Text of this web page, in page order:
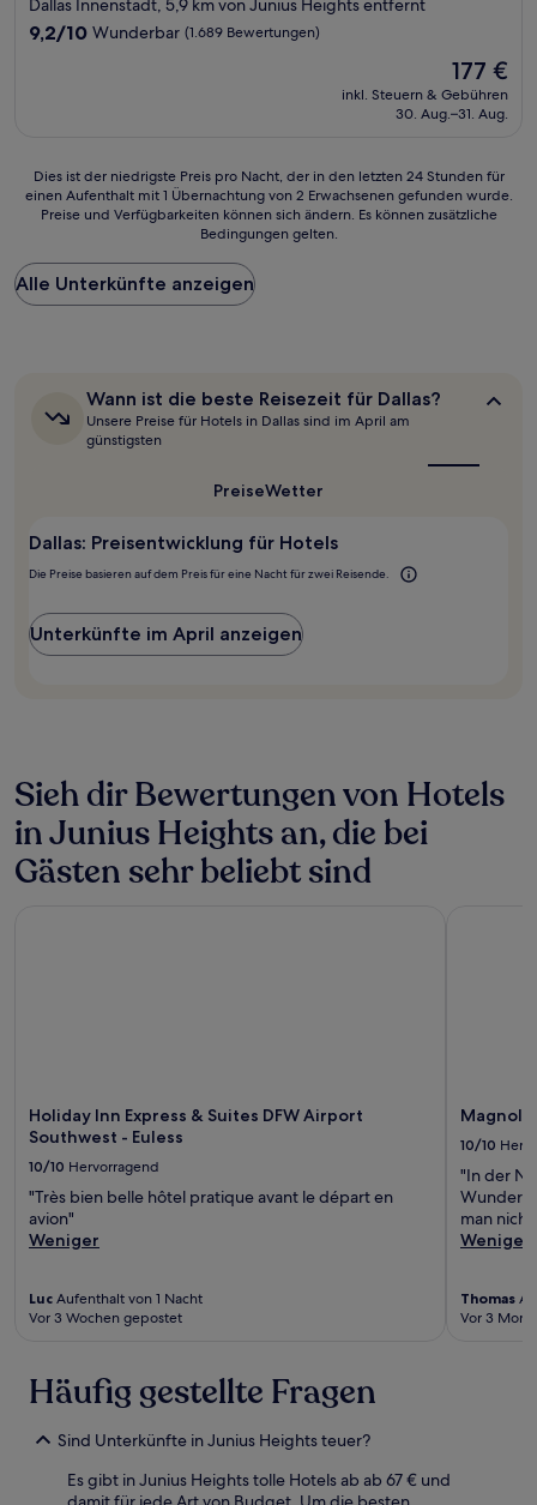
Unterkunft
Dallas Innenstadt, 5,9 km von Junius Heights entfernt
9.2
9,2/10 Wunderbar (1.689 Bewertungen)
Der
Preis
beträgt
177 €
inkl. Steuern & Gebühren
30. Aug.–31. Aug.
Dies
ist
Preis
pro
Nacht,
24 Stunden
von
2 Erwachsenen
wurde.
Preise
und
können
zusätzliche
Bedingungen
gelten.
Dies ist der niedrigste Preis pro Nacht, der in den letzten 24 Stunden für
einen Aufenthalt mit 1 Übernachtung von 2 Erwachsenen gefunden wurde.
Preise und Verfügbarkeiten können sich ändern. Es können zusätzliche
Bedingungen gelten.
Alle Unterkünfte anzeigen
Wann
ist
die
beste
Wann ist die beste Reisezeit für Dallas?
Unsere Preise für Hotels in Dallas sind im April am
günstigsten
PreiseWetter
Dallas: Preisentwicklung für Hotels
Die Preise basieren auf dem Preis für eine Nacht für zwei Reisende.
Unterkünfte im April anzeigen
Sieh dir Bewertungen von Hotels
in Junius Heights an, die bei
Gästen sehr beliebt sind
Holiday Inn Express & Suites DFW Airport
Southwest - Euless
10/10 Hervorragend
"Très bien belle hôtel pratique avant le départ en
avion"
Weniger
Luc Aufenthalt von 1 Nacht
Vor 3 Wochen gepostet
10/10
"In der
man
Weniger
Thomas
Vor 3
Häufig gestellte Fragen
Sind Unterkünfte in Junius Heights teuer?
Es gibt in Junius Heights tolle Hotels ab ab 67 € und